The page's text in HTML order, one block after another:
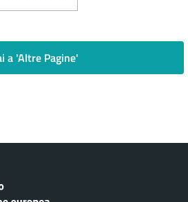
a 'Altre Pagine'